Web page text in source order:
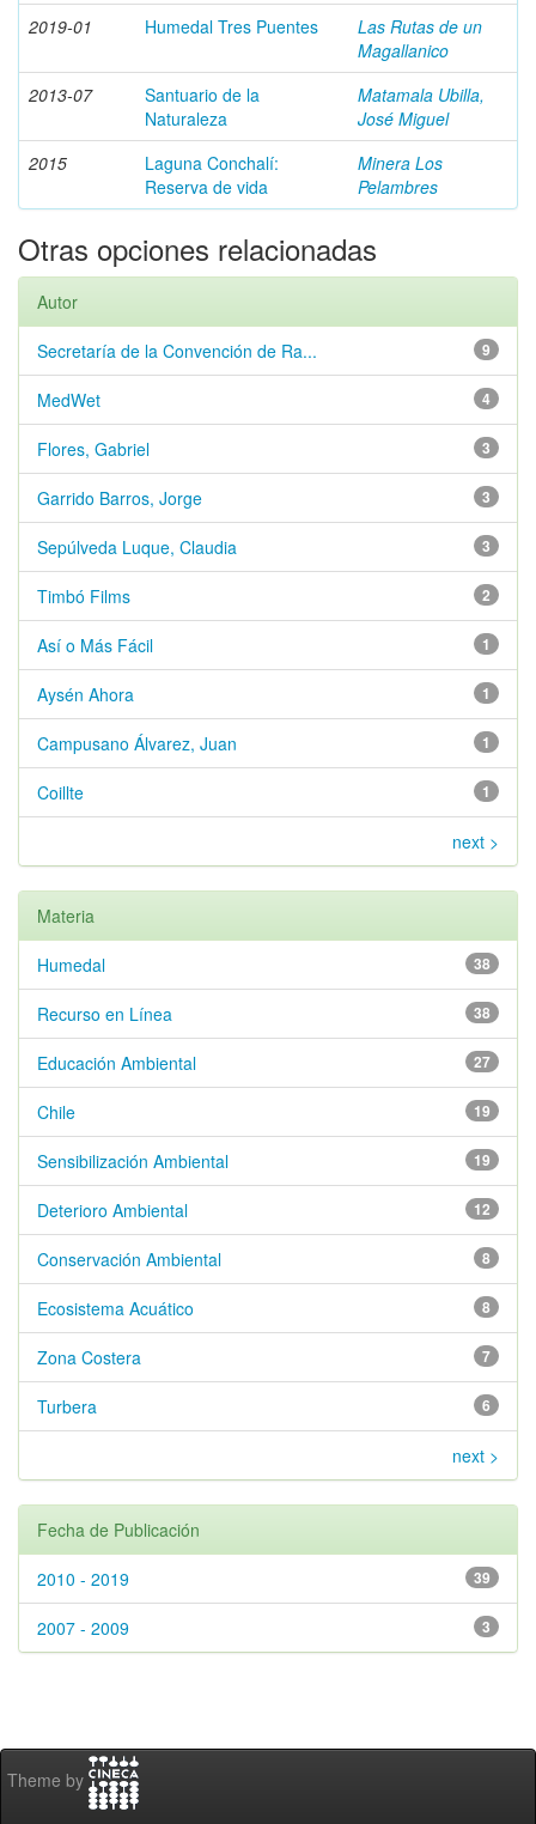
2019-01
Humedal Tres Puentes
Las Rutas de un
Magallanico
2013-07
Santuario de la
Naturaleza
Matamala Ubilla,
José Miguel
2015
Laguna Conchalí:
Reserva de vida
Minera Los
Pelambres
Otras opciones relacionadas
Autor
9
Secretaría de la Convención de Ra...
4
MedWet
3
Flores, Gabriel
3
Garrido Barros, Jorge
3
Sepúlveda Luque, Claudia
2
Timbó Films
1
Así o Más Fácil
1
Aysén Ahora
1
Campusano Álvarez, Juan
1
Coillte
next >
Materia
38
Humedal
38
Recurso en Línea
27
Educación Ambiental
19
Chile
19
Sensibilización Ambiental
12
Deterioro Ambiental
8
Conservación Ambiental
8
Ecosistema Acuático
7
Zona Costera
6
Turbera
next >
Fecha de Publicación
39
2010 - 2019
3
2007 - 2009
Theme by